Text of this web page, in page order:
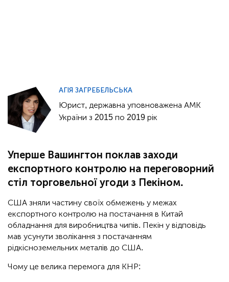
Уперше Вашингтон поклав заходи
експортного контролю на переговорний
стіл торговельної угоди з Пекіном.
АГІЯ ЗАГРЕБЕЛЬСЬКА
Юрист, державна уповноважена АМК
України з 2015 по 2019 рік
США зняли частину своїх обмежень у межах
експортного контролю на постачання в Китай
обладнання для виробництва чипів. Пекін у відповідь
мав усунути зволікання з постачанням
рідкісноземельних металів до США.
Чому це велика перемога для КНР: